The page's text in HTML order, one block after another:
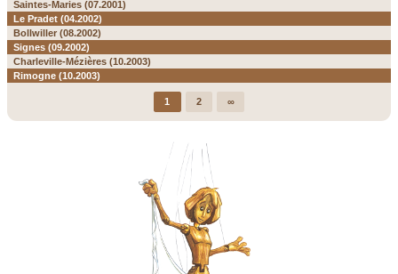
Saintes-Maries (07.2001)
Le Pradet (04.2002)
Bollwiller (08.2002)
Signes (09.2002)
Charleville-Mézières (10.2003)
Rimogne (10.2003)
1 2 ∞